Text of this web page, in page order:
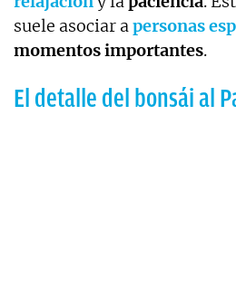
suele asociar apersonas
momentos importantes.
El detalle del bonsái al